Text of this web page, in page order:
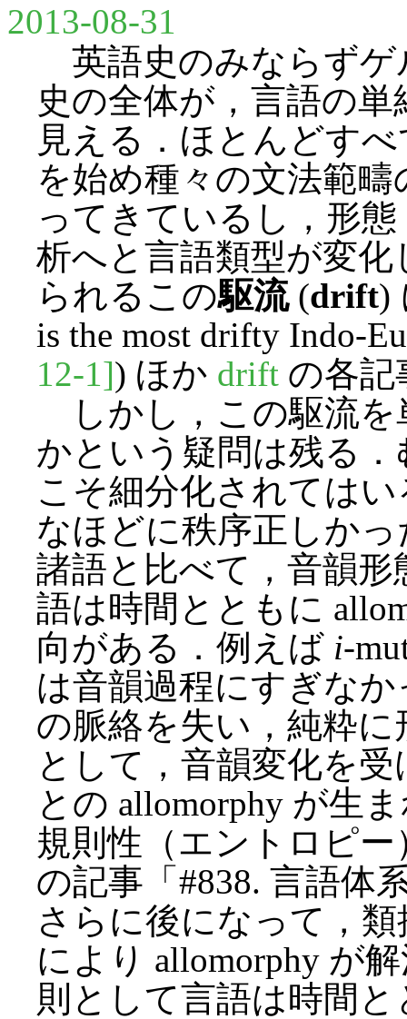
2013-08-31
英語史のみならずゲ
史の全体が，言語の
見える．ほとんどす
を始め種々の文法範
ってきているし，形
析へと言語類型が変
られるこの駆流(drift)
is the most drifty Indo-
12-1]) ほか drift の各記
しかし，この駆流を
かという疑問は残る
こそ細分化されては
なほどに秩序正しか
諸語と比べて，音韻
語は時間とともに
向がある．例えば i-
は音韻過程にすぎな
の脈絡を失い，純粋
として，音韻変化を
との allomorphy が生
規則性（エントロピ
の記事「#838. 言語体
さらに後になって，
により allomorphy が
則として言語は時間